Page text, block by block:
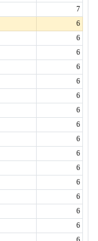
7
6
6
6
6
6
6
6
6
6
6
6
6
6
6
6